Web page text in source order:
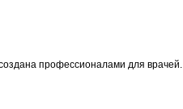
профессионалами для врачей.